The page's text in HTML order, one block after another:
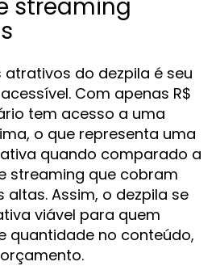
streaming
atrativos do dezpila é seu
Com apenas R$
tem acesso a uma
o que representa uma
quando comparado a
streaming que cobram
Assim, o dezpila se
viável para quem
quantidade no conteúdo,